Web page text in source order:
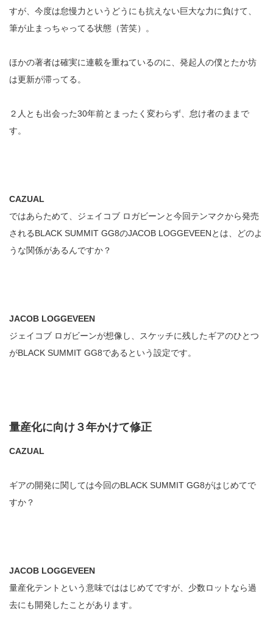
すが、今度は怠慢力というどうにも抗えない巨大な力に負けて、
筆が止まっちゃってる状態（苦笑）。
ほかの著者は確実に連載を重ねているのに、発起人の僕とたか坊
は更新が滞ってる。
２人とも出会った30年前とまったく変わらず、怠け者のままで
す。
CAZUAL
ではあらためて、ジェイコブ ロガビーンと今回テンマクから発売
されるBLACK SUMMIT GG8のJACOB LOGGEVEENとは、どのよ
うな関係があるんですか？
JACOB LOGGEVEEN
ジェイコブ ロガビーンが想像し、スケッチに残したギアのひとつ
がBLACK SUMMIT GG8であるという設定です。
量産化に向け３年かけて修正
CAZUAL
ギアの開発に関しては今回のBLACK SUMMIT GG8がはじめてで
すか？
JACOB LOGGEVEEN
量産化テントという意味でははじめてですが、少数ロットなら過
去にも開発したことがあります。